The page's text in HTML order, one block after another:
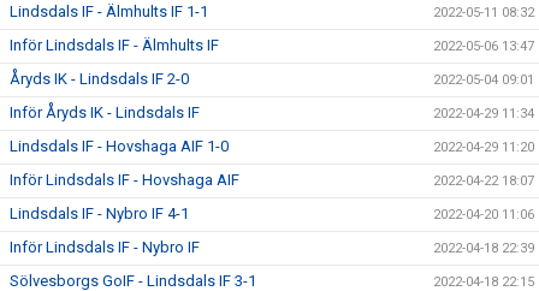
Lindsdals IF - Älmhults IF 1-1 2022-05-11 08:32
Inför Lindsdals IF - Älmhults IF 2022-05-06 13:47
Åryds IK - Lindsdals IF 2-0 2022-05-04 09:01
Inför Åryds IK - Lindsdals IF 2022-04-29 11:34
Lindsdals IF - Hovshaga AIF 1-0 2022-04-29 11:20
Inför Lindsdals IF - Hovshaga AIF 2022-04-22 18:07
Lindsdals IF - Nybro IF 4-1 2022-04-20 11:06
Inför Lindsdals IF - Nybro IF 2022-04-18 22:39
Sölvesborgs GoIF - Lindsdals IF 3-1 2022-04-18 22:15